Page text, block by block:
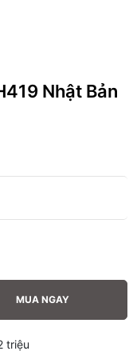
Nhật Bản
MUA NGAY
triệu